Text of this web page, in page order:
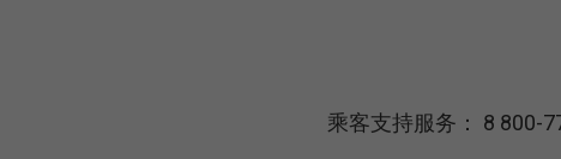
乘客支持服务： 8 800-